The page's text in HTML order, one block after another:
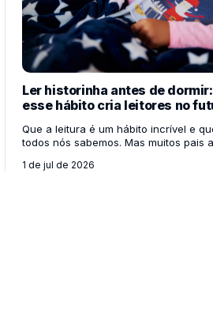
Ler historinha antes de
esse hábito cria leitores no
Que a leitura é um hábito incrível e
todos nós sabemos. Mas muitos pais
especialmente se eles mesmos não
1 de jul de 2026